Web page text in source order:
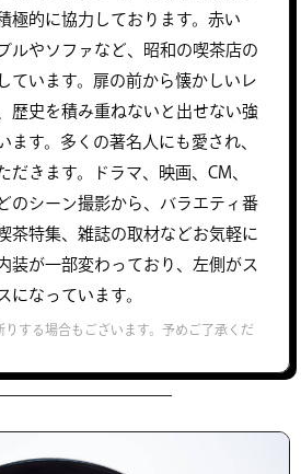
極的に協力しております。赤い
ルやソファなど、昭和の喫茶店の
ています。扉の前から懐かしいレ
歴史を積み重ねないと出せない強
ます。多くの著名人にも愛され、
だきます。ドラマ、映画、CM、
のシーン撮影から、バラエティ番
茶特集、雑誌の取材などお気軽に
装が一部変わっており、左側がス
になっています。
する場合もございます。予めご了承くだ